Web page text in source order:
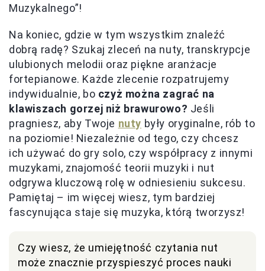
Muzykalnego”!
Na koniec, gdzie w tym wszystkim znaleźć
dobrą radę? Szukaj zleceń na nuty, transkrypcje
ulubionych melodii oraz piękne aranżacje
fortepianowe. Każde zlecenie rozpatrujemy
indywidualnie, bo czyż można zagrać na
klawiszach gorzej niż brawurowo? Jeśli
pragniesz, aby Twoje nuty były oryginalne, rób to
na poziomie! Niezależnie od tego, czy chcesz
ich używać do gry solo, czy współpracy z innymi
muzykami, znajomość teorii muzyki i nut
odgrywa kluczową rolę w odniesieniu sukcesu.
Pamiętaj – im więcej wiesz, tym bardziej
fascynująca staje się muzyka, którą tworzysz!
Czy wiesz, że umiejętność czytania nut
może znacznie przyspieszyć proces nauki